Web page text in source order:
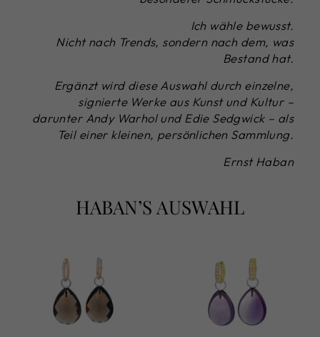
Ich wähle bewusst.
Nicht nach Trends, sondern nach dem, was
Bestand hat.
Ergänzt wird diese Auswahl durch einzelne,
signierte Werke aus Kunst und Kultur –
darunter Andy Warhol und Edie Sedgwick – als
Teil einer kleinen, persönlichen Sammlung.
Ernst Haban
HABAN’S AUSWAHL